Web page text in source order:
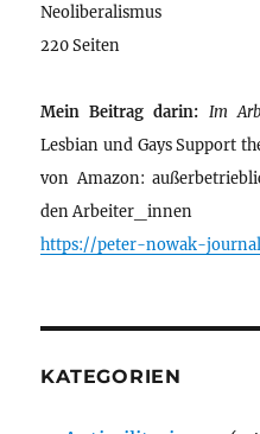
Neoliberalismus
220 Seiten
Mein Beitrag darin: Im
Lesbian und Gays Support
von Amazon:
den Arbeiter_innen
https://peter-nowak-
KATEGORIEN